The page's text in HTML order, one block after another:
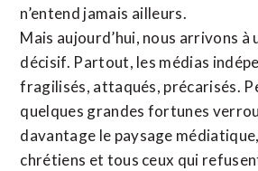
n’entend jamais ailleurs.
Mais aujourd’hui, nous arrivons à
décisif. Partout, les médias
fragilisés, attaqués, précarisés.
quelques grandes fortunes
davantage le paysage
chrétiens et tous ceux qui